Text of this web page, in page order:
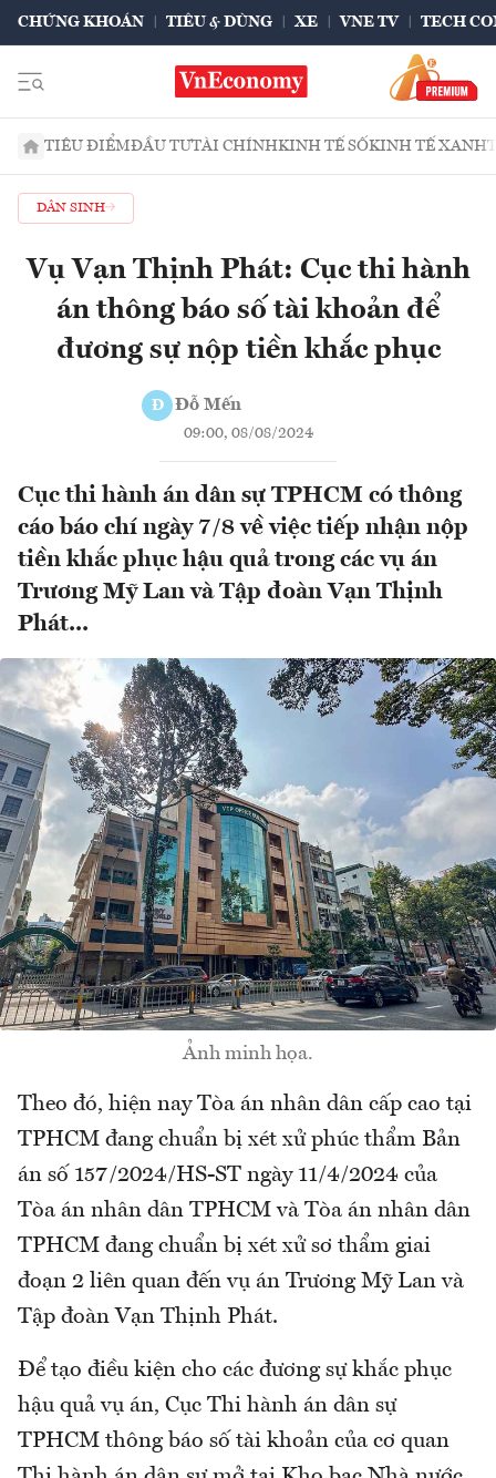
CHỨNG KHOÁN TIÊU & DÙNG XE VNE TV TECH
TIÊU ĐIỂMĐẦU TƯTÀI CHÍNHKINH TẾ SỐKINH TẾ XANH
DÂN SINH
Vụ Vạn Thịnh Phát: Cục thi hành
án thông báo số tài khoản để
đương sự nộp tiền khắc phục
Đ Đỗ Mến
09:00, 08/08/2024
Cục thi hành án dân sự TPHCM có thông
cáo báo chí ngày 7/8 về việc tiếp nhận nộp
tiền khắc phục hậu quả trong các vụ án
Trương Mỹ Lan và Tập đoàn Vạn Thịnh
Phát...
Ảnh minh họa.
Theo đó, hiện nay Tòa án nhân dân cấp cao tại
TPHCM đang chuẩn bị xét xử phúc thẩm Bản
án số 157/2024/HS-ST ngày 11/4/2024 của
Tòa án nhân dân TPHCM và Tòa án nhân dân
TPHCM đang chuẩn bị xét xử sơ thẩm giai
đoạn 2 liên quan đến vụ án Trương Mỹ Lan và
Tập đoàn Vạn Thịnh Phát.
Để tạo điều kiện cho các đương sự khắc phục
hậu quả vụ án, Cục Thi hành án dân sự
TPHCM thông báo số tài khoản của cơ quan